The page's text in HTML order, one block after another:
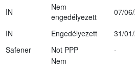
IN
Nem
engedélyezett
07/
IN Engedélyezett
31/
Safener Not PPP -
Nem